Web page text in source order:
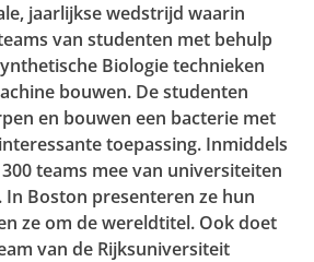
jaarlijkse wedstrijd waarin
van studenten met behulp
Biologie technieken
bouwen. De studenten
en bouwen een bacterie met
toepassing. Inmiddels
teams mee van universiteiten
In Boston presenteren ze hun
ze om de wereldtitel. Ook doet
van de Rijksuniversiteit